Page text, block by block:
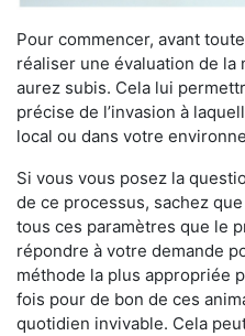
Pour commencer, avant
réaliser une évaluation de la
aurez subis. Cela lui
précise de l’invasion à
local ou dans votre
Si vous vous posez la
de ce processus, sachez
tous ces paramètres que le
répondre à votre demande
méthode la plus appropriée
fois pour de bon de ces
quotidien invivable. Cela